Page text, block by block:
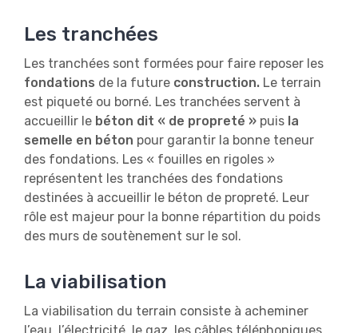
Les tranchées
Les tranchées sont formées pour faire reposer les
fondations de la future construction. Le terrain
est piqueté ou borné. Les tranchées servent à
accueillir le béton dit « de propreté » puis la
semelle en béton pour garantir la bonne teneur
des fondations. Les « fouilles en rigoles »
représentent les tranchées des fondations
destinées à accueillir le béton de propreté. Leur
rôle est majeur pour la bonne répartition du poids
des murs de soutènement sur le sol.
La viabilisation
La viabilisation du terrain consiste à acheminer